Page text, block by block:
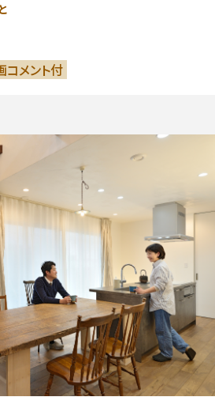
コメント付